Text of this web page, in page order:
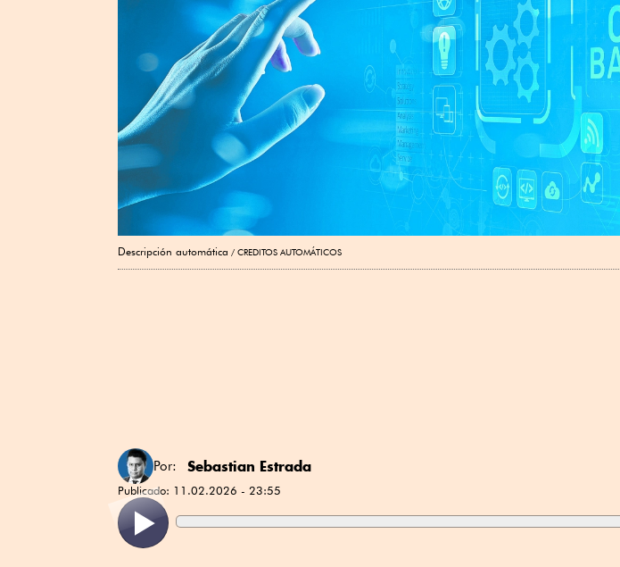
Descripción automática CREDITOS AUTOMÁTICOS
Por: Sebastian Estrada
Publicado: 11.02.2026 - 23:55